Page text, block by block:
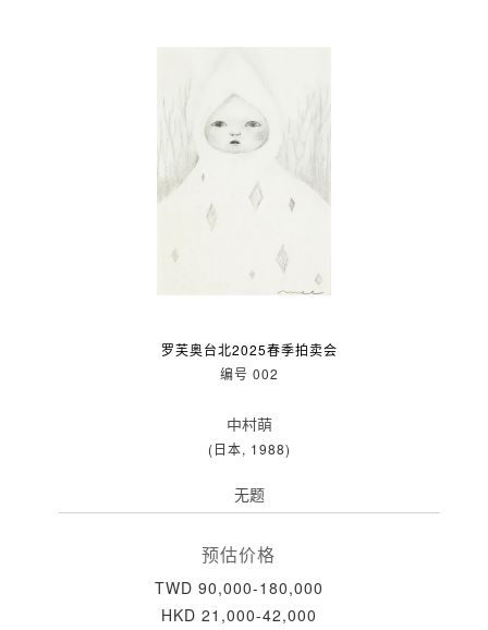
罗芙奥台北2025春季拍卖会
编号 002
中村萌
(日本, 1988)
无题
预估价格
TWD 90,000-180,000
HKD 21,000-42,000